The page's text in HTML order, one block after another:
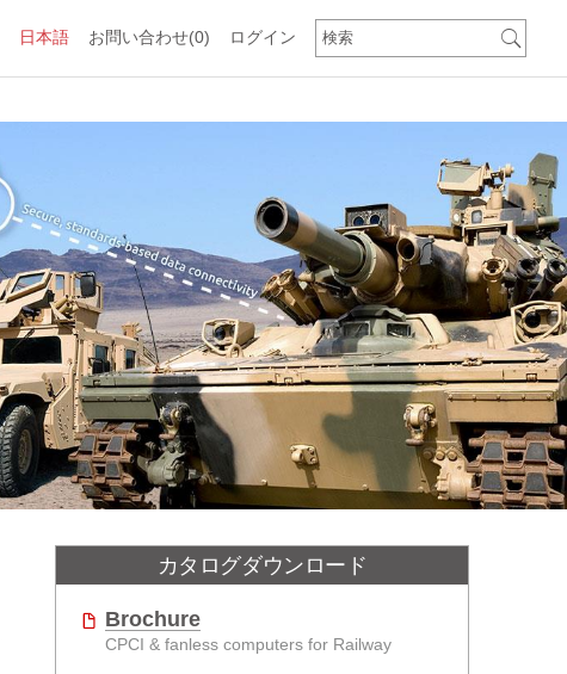
お問い合わせ(0)
日本語 ログイン
カタログダウンロード
Brochure
CPCI & fanless computers for Railway